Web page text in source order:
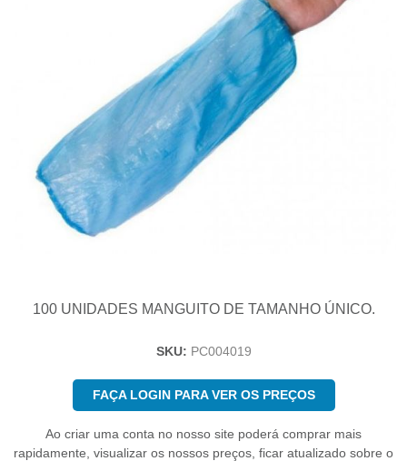
100 UNIDADES MANGUITO DE TAMANHO ÚNICO.
SKU: PC004019
FAÇA LOGIN PARA VER OS PREÇOS
Ao criar uma conta no nosso site poderá comprar mais
rapidamente, visualizar os nossos preços, ficar atualizado sobre o